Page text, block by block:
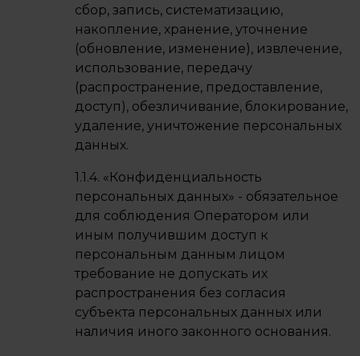
сбор, запись, систематизацию,
накопление, хранение, уточнение
(обновление, изменение), извлечение,
использование, передачу
(распространение, предоставление,
доступ), обезличивание, блокирование,
удаление, уничтожение персональных
данных.
1.1.4. «Конфиденциальность
персональных данных» - обязательное
для соблюдения Оператором или
иным получившим доступ к
персональным данным лицом
требование не допускать их
распространения без согласия
субъекта персональных данных или
наличия иного законного основания.